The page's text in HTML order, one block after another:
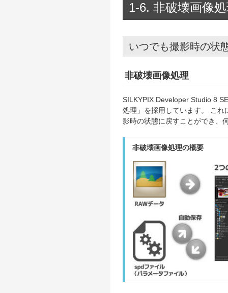
1-6. 非破壊画像
いつでも撮影時の状
非破壊画像処理
SILKYPIX Developer Studio 8
処理」を採用しています。 これ
影時の状態に戻すことができ、
非破壊画像処理の概要